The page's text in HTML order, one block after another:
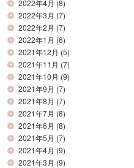
2022年4月 (8)
2022年3月 (7)
2022年2月 (7)
2022年1月 (6)
2021年12月 (5)
2021年11月 (7)
2021年10月 (9)
2021年9月 (7)
2021年8月 (7)
2021年7月 (8)
2021年6月 (8)
2021年5月 (7)
2021年4月 (9)
2021年3月 (9)